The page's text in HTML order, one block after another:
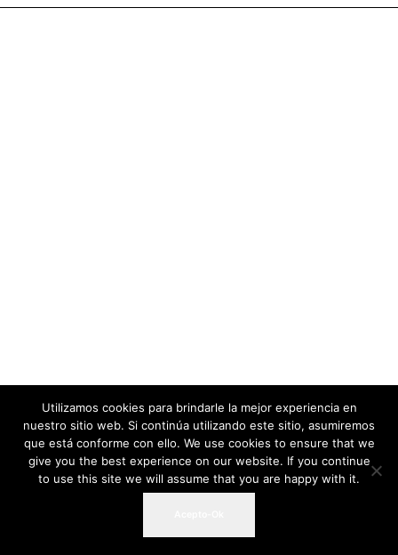
Utilizamos cookies para brindarle la mejor experiencia en
nuestro sitio web. Si continúa utilizando este sitio, asumiremos
que está conforme con ello. We use cookies to ensure that we
give you the best experience on our website. If you continue
to use this site we will assume that you are happy with it.